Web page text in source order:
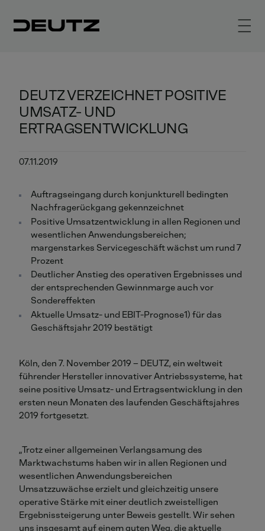
DEUTZ VERZEICHNET POSITIVE
UMSATZ- UND
ERTRAGSENTWICKLUNG
07.11.2019
Auftragseingang durch konjunkturell bedingten
Nachfragerückgang gekennzeichnet
Positive Umsatzentwicklung in allen Regionen und
wesentlichen Anwendungsbereichen;
margenstarkes Servicegeschäft wächst um rund 7
Prozent
Deutlicher Anstieg des operativen Ergebnisses und
der entsprechenden Gewinnmarge auch vor
Sondereffekten
Aktuelle Umsatz- und EBIT-Prognose1) für das
Geschäftsjahr 2019 bestätigt
Köln, den 7. November 2019 – DEUTZ, ein weltweit
führender Hersteller innovativer Antriebssysteme, hat
seine positive Umsatz- und Ertragsentwicklung in den
ersten neun Monaten des laufenden Geschäftsjahres
2019 fortgesetzt.
„Trotz einer allgemeinen Verlangsamung des
Marktwachstums haben wir in allen Regionen und
wesentlichen Anwendungsbereichen
Umsatzzuwächse erzielt und gleichzeitig unsere
operative Stärke mit einer deutlich zweistelligen
Ergebnissteigerung unter Beweis gestellt. Wir sehen
uns insgesamt auf einem guten Weg, die aktuelle